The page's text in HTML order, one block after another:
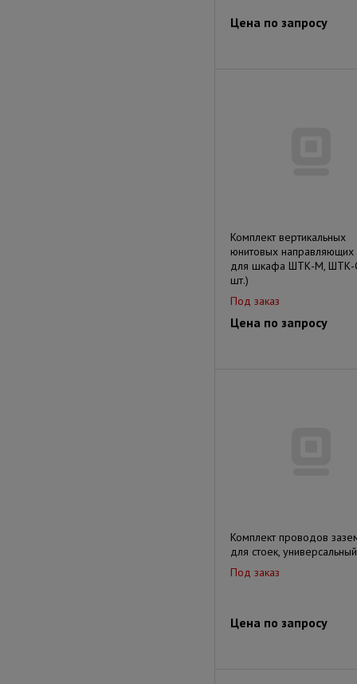
Цена по запросу
Комплект вертикальных
юнитовых направляющих
для шкафа ШТК-М, ШТК-
шт.)
Под заказ
Цена по запросу
Комплект проводов
для стоек, универсальный
Под заказ
Цена по запросу